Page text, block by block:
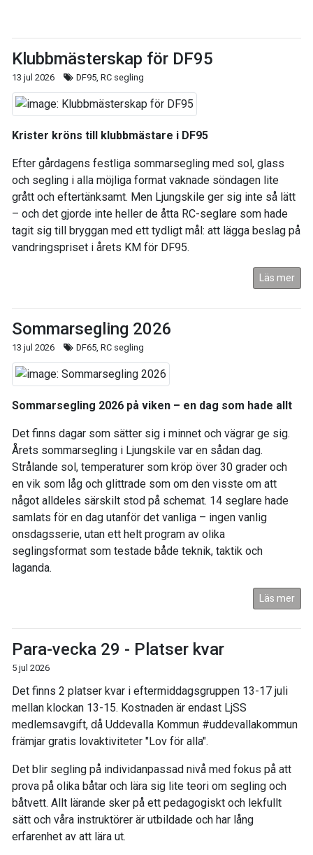
Klubbmästerskap för DF95
13 jul 2026 DF95, RC segling
Krister kröns till klubbmästare i DF95
Efter gårdagens festliga sommarsegling med sol, glass
och segling i alla möjliga format vaknade söndagen lite
grått och eftertänksamt. Men Ljungskile ger sig inte så lätt
– och det gjorde inte heller de åtta RC-seglare som hade
tagit sig till bryggan med ett tydligt mål: att lägga beslag på
vandringspriset i årets KM för DF95.
Läs mer
Sommarsegling 2026
13 jul 2026 DF65, RC segling
Sommarsegling 2026 på viken – en dag som hade allt
Det finns dagar som sätter sig i minnet och vägrar ge sig.
Årets sommarsegling i Ljungskile var en sådan dag.
Strålande sol, temperaturer som kröp över 30 grader och
en vik som låg och glittrade som om den visste om att
något alldeles särskilt stod på schemat. 14 seglare hade
samlats för en dag utanför det vanliga – ingen vanlig
onsdagsserie, utan ett helt program av olika
seglingsformat som testade både teknik, taktik och
laganda.
Läs mer
Para-vecka 29 - Platser kvar
5 jul 2026
Det finns 2 platser kvar i eftermiddagsgruppen 13-17 juli
mellan klockan 13-15. Kostnaden är endast LjSS
medlemsavgift, då Uddevalla Kommun #uddevallakommun
främjar gratis lovaktiviteter "Lov för alla".
Det blir segling på individanpassad nivå med fokus på att
prova på olika båtar och lära sig lite teori om segling och
båtvett. Allt lärande sker på ett pedagogiskt och lekfullt
sätt och våra instruktörer är utbildade och har lång
erfarenhet av att lära ut.